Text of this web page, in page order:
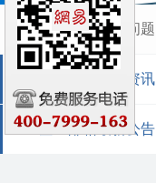
企业邮箱使用问题
企业邮箱新闻资讯
企业邮箱最新公告